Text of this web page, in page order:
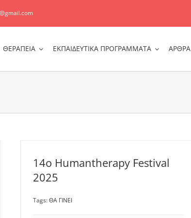
ΘΕΡΑΠΕΙΑ ΕΚΠΑΙΔΕΥΤΙΚΑ ΠΡΟΓΡΑΜΜΑΤΑ ΑΡΘΡΑ
14o Humantherapy Festival
2025
Tags:ΘΑ ΓΙΝΕΙ